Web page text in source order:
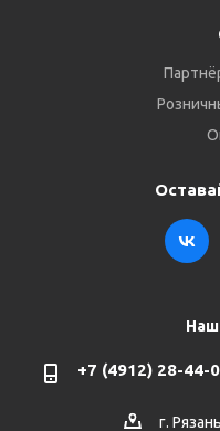
+7 (4912) 28-44-
г.